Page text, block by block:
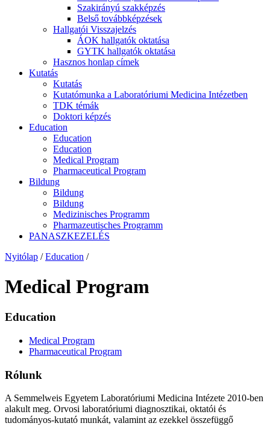
Szakirányú szakképzés
Belső továbbképzések
Hallgatói Visszajelzés
ÁOK hallgatók oktatása
GYTK hallgatók oktatása
Hasznos honlap címek
Kutatás
Kutatás
Kutatómunka a Laboratóriumi Medicina Intézetben
TDK témák
Doktori képzés
Education
Education
Education
Medical Program
Pharmaceutical Program
Bildung
Bildung
Bildung
Medizinisches Programm
Pharmazeutisches Programm
PANASZKEZELÉS
Nyitólap / Education /
Medical Program
Education
Medical Program
Pharmaceutical Program
Rólunk
A Semmelweis Egyetem Laboratóriumi Medicina Intézete 2010-ben
alakult meg. Orvosi laboratóriumi diagnosztikai, oktatói és
tudományos-kutató munkát, valamint az ezekkel összefüggő